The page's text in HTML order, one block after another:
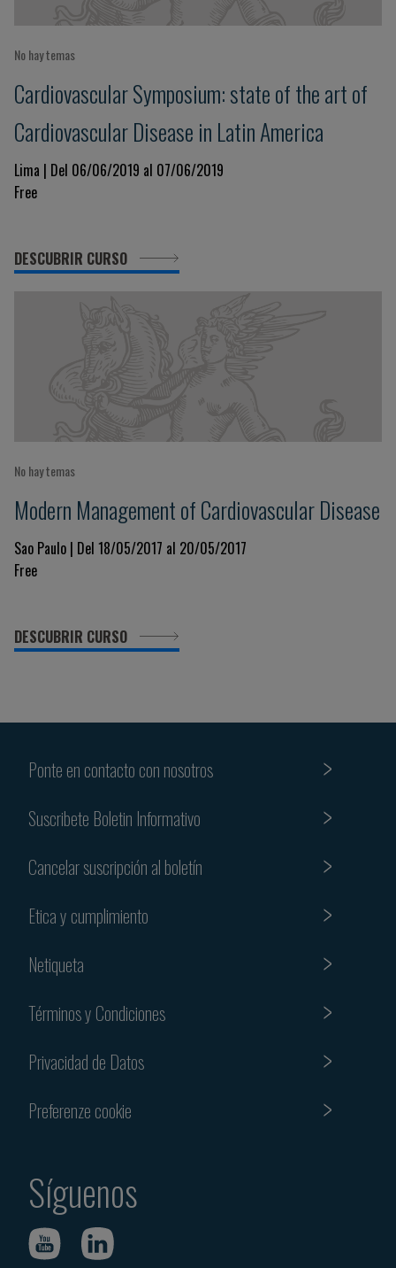
No hay temas
Cardiovascular Symposium: state of the art of
Cardiovascular Disease in Latin America
Lima | Del 06/06/2019 al 07/06/2019
Free
DESCUBRIR CURSO
No hay temas
Modern Management of Cardiovascular Disease
Sao Paulo | Del 18/05/2017 al 20/05/2017
Free
DESCUBRIR CURSO
Ponte en contacto con nosotros
Suscribete Boletin Informativo
Cancelar suscripción al boletín
Etica y cumplimiento
Netiqueta
Términos y Condiciones
Privacidad de Datos
Preferenze cookie
Síguenos